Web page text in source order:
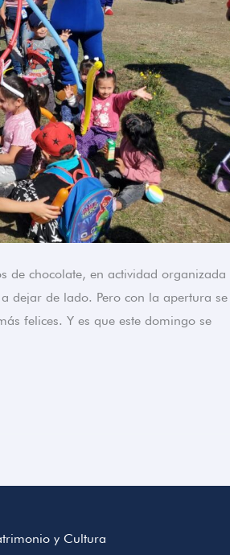
de chocolate, en actividad organizada
dejar de lado. Pero con la apertura se
felices. Y es que este domingo se
y Cultura